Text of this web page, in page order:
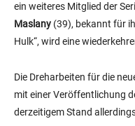
ein weiteres Mitglied der
Maslany (39), bekannt für
Hulk“, wird eine
Die Dreharbeiten für die
mit einer Veröffentlichung
derzeitigem Stand